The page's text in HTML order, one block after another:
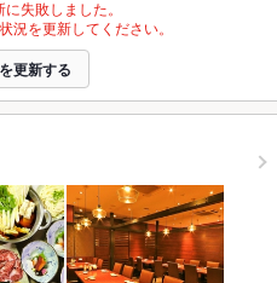
失敗しました。
況を更新してください。
更新する